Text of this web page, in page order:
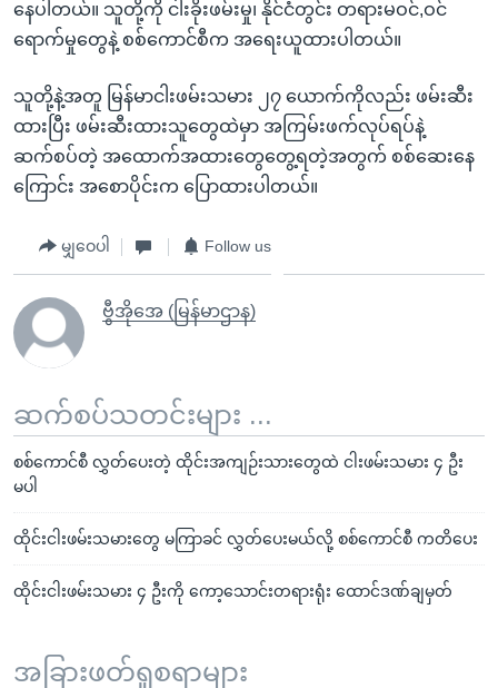
နေပါတယ်။ သူတို့ကို ငါးခိုးဖမ်းမှု၊ နိုင်ငံတွင်း တရားမဝင်,ဝင်
ရောက်မှုတွေနဲ့ စစ်ကောင်စီက အရေးယူထားပါတယ်။
သူတို့နဲ့အတူ မြန်မာငါးဖမ်းသမား ၂၇ ယောက်ကိုလည်း ဖမ်းဆီး
ထားပြီး ဖမ်းဆီးထားသူတွေထဲမှာ အကြမ်းဖက်လုပ်ရပ်နဲ့
ဆက်စပ်တဲ့ အထောက်အထားတွေတွေ့ရတဲ့အတွက် စစ်ဆေးနေ
ကြောင်း အစောပိုင်းက ပြောထားပါတယ်။
မျှဝေပါ Follow us
ဗွီအိုအေ (မြန်မာဌာန)
ဆက်စပ်သတင်းများ ...
စစ်ကောင်စီ လွှတ်ပေးတဲ့ ထိုင်းအကျဉ်းသားတွေထဲ ငါးဖမ်းသမား ၄ ဦး
မပါ
ထိုင်းငါးဖမ်းသမားတွေ မကြာခင် လွှတ်ပေးမယ်လို့ စစ်ကောင်စီ ကတိပေး
ထိုင်းငါးဖမ်းသမား ၄ ဦးကို ကော့သောင်းတရားရုံး ထောင်ဒဏ်ချမှတ်
အခြားဖတ်ရှုစရာများ